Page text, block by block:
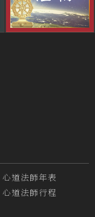
心道法師年表
心道法師行程